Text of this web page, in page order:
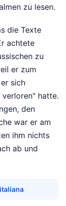
zu lesen.
die Texte
achtete
zu
er zum
sich
hatte.
den
war er am
ihm nichts
ab und